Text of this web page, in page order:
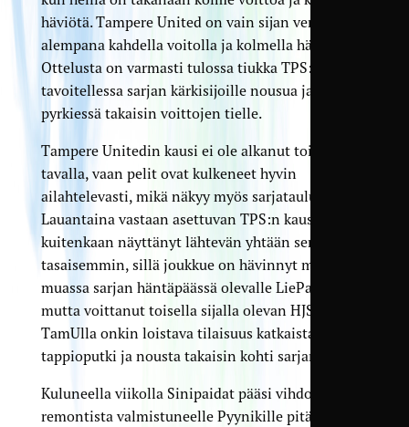
häviötä. Tampere United on vain sijan verran
alempana kahdella voitolla ja kolmella häviöllä.
Ottelusta on varmasti tulossa tiukka TPS:n
tavoitellessa sarjan kärkisijoille nousua ja TamUn
pyrkiessä takaisin voittojen tielle.
Tampere Unitedin kausi ei ole alkanut toivotulla
tavalla, vaan pelit ovat kulkeneet hyvin
ailahtelevasti, mikä näkyy myös sarjataulukossa.
Lauantaina vastaan asettuvan TPS:n kausi ei ole
kuitenkaan näyttänyt lähtevän yhtään sen
tasaisemmin, sillä joukkue on hävinnyt muun
muassa sarjan häntäpäässä olevalle LiePalle,
mutta voittanut toisella sijalla olevan HJS:n. Nyt
TamUlla onkin loistava tilaisuus katkaista
tappioputki ja nousta takaisin kohti sarjankärkeä.
Kuluneella viikolla Sinipaidat pääsi vihdoin
remontista valmistuneelle Pyynikille pitämään